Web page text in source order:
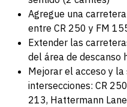
Agregue una
entre CR 250 y FM
Extender las
del área de descanso
Mejorar el acceso y la
intersecciones: CR
213, Hattermann